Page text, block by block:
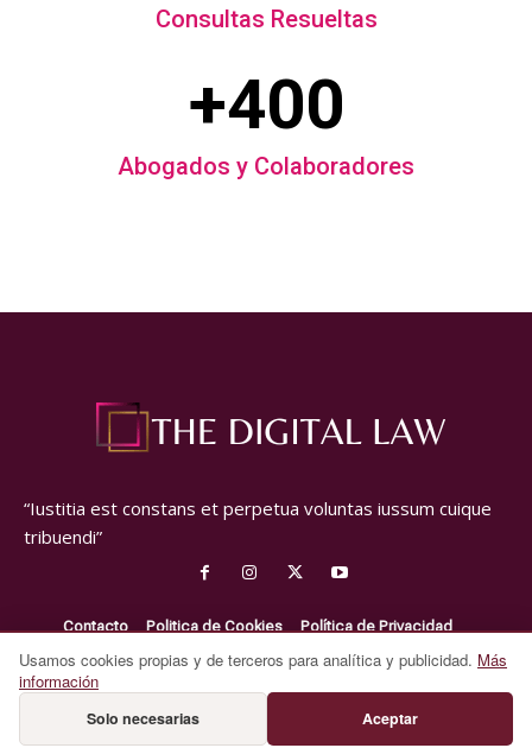
Usamos cookies propias y de terceros para analítica y publicidad. Más
información
Solo necesarias Aceptar
Consultas Resueltas
+400
Abogados y Colaboradores
“Iustitia est constans et perpetua voluntas iussum cuique
tribuendi”
Contacto Politica de Cookies
Política de Privacidad
Copyright © 2024 | Powered by The Digital Law